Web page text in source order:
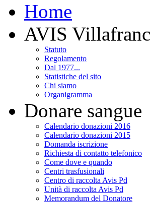
Home
AVIS
Statuto
Regolamento
Dal 1977...
Statistiche del sito
Chi siamo
Organigramma
Donare sangue
Calendario donazioni 2016
Calendario donazioni 2015
Domanda iscrizione
Richiesta di contatto telefonico
Come dove e quando
Centri trasfusionali
Centro di raccolta Avis Pd
Unità di raccolta Avis Pd
Memorandum del Donatore